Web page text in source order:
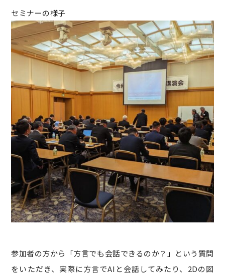
セミナーの様子
参加者の方から「方言でも会話できるのか？」という質問
をいただき、実際に方言でAIと会話してみたり、2Dの図